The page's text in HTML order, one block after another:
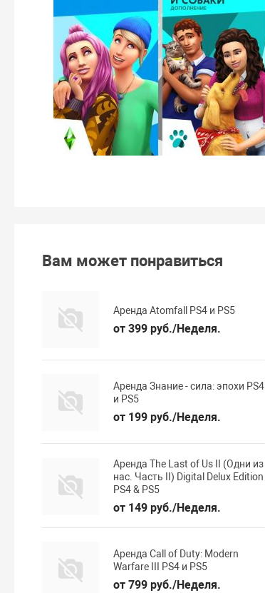
Вам может понравиться
Аренда Atomfall PS4 и PS5
от 399 руб./Неделя.
Аренда Знание - сила: эпохи PS4
и PS5
от 199 руб./Неделя.
Аренда The Last of Us II (Одни из
нас. Часть II) Digital Delux Edition
PS4 & PS5
от 149 руб./Неделя.
Аренда Call of Duty: Modern
Warfare III PS4 и PS5
от 799 руб./Неделя.